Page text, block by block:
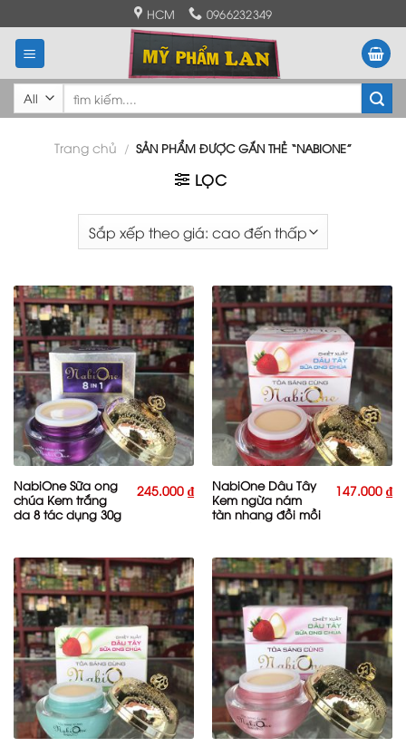
to
content
HCM 0966232349
kiếm:
Trang chủ / SẢN PHẨM ĐƯỢC GẮN THẺ “NABIONE”
LỌC
NabiOne Sữa ong
chúa Kem trắng
da 8 tác dụng 30g
245.000₫
NabiOne Dâu Tây
Kem ngừa nám
tàn nhang đồi mồi
147.000₫